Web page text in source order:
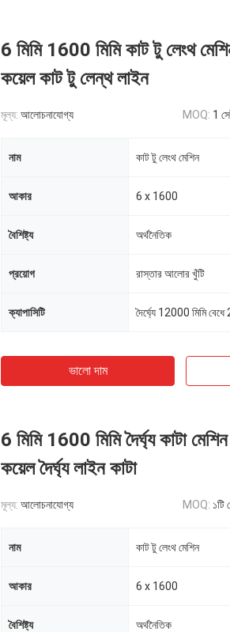
6 মিমি 1600 মিমি কাট টু লেংথ
কয়েল কাট টু লেন্থ লাইন
মূল্য: আলোচনাযোগ্য MOQ: 1
নাম কাট টু লেংথ মেশিন
আকার 6 x 1600
বৈশিষ্ট্য অর্থনৈতিক
প্রয়োগ রাস্তার আলোর খুঁটি
ক্যাপাসিটি দৈর্ঘ্যে 12000 মিমি
ভালো দাম
6 মিমি 1600 মিমি দৈর্ঘ্য কাটা
কয়েল দৈর্ঘ্য লাইন কাটা
মূল্য: আলোচনাযোগ্য MOQ: ১টি
নাম কাট টু লেংথ মেশিন
আকার 6 x 1600
বৈশিষ্ট্য অর্থনৈতিক